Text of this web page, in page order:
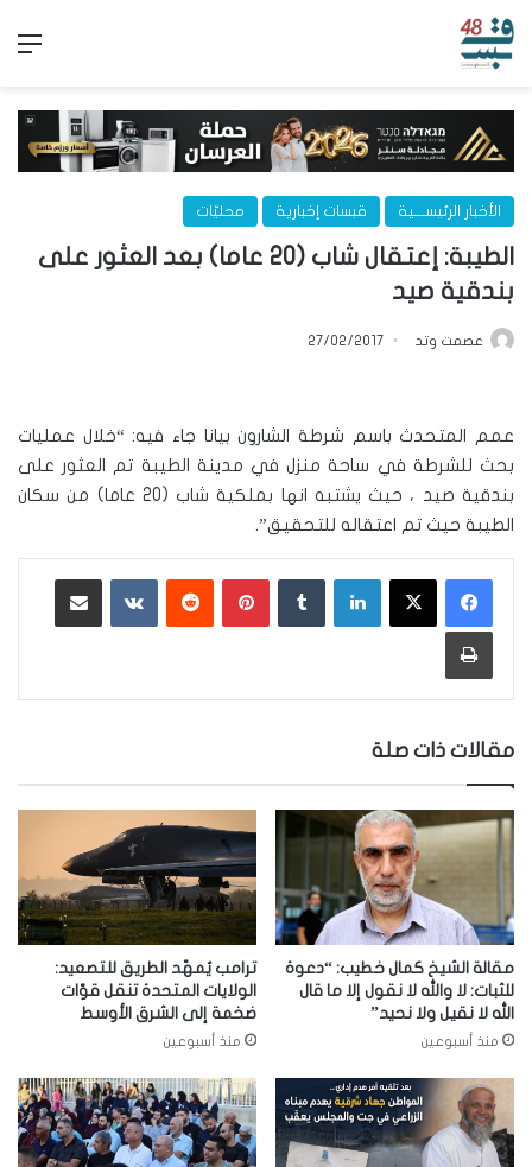
الأخبار الرئيســـية قبسات إخبارية محليّات
الطيبة: إعتقال شاب (20 عاما) بعد العثور على
بندقية صيد
عصمت وتد 27/02/2017
عمم المتحدث باسم شرطة الشارون بيانا جاء فيه: “خلال عمليات
بحث للشرطة في ساحة منزل في مدينة الطيبة تم العثور على
بندقية صيد ، حيث يشتبه انها بملكية شاب (20 عاما) من سكان
الطيبة حيث تم اعتقاله للتحقيق”.
لينكدإن بينتيريست ‏VKontakte
طباعة
مقالات ذات صلة
مقالة الشيخ كمال خطيب: “دعوة
للثبات: لا والله لا نقول إلا ما قال
الله لا نقيل ولا نحيد”
منذ أسبوعين
ترامب يُمهّد الطريق للتصعيد:
الولايات المتحدة تنقل قوّات
ضخمة إلى الشرق الأوسط
منذ أسبوعين